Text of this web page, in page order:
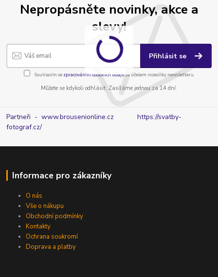
Nepropásněte novinky, akce a
slevy!
Přihlásit se
Souhlasím se zpracováním osobních údajůza účelem rozesílky newsletteru.
Můžete se kdykoli odhlásit. Zasíláme jednou za 14 dní.
Partneři - www.brousenionline.czhttps://svatby-
fotograf.cz/
Informace pro zákazníky
O nás
Vše o nákupu
Obchodní podmínky
Kontakty
Ochrana soukromí
Doprava a platby